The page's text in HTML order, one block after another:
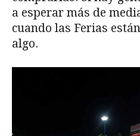
a esperar más de
cuando las Ferias
algo.